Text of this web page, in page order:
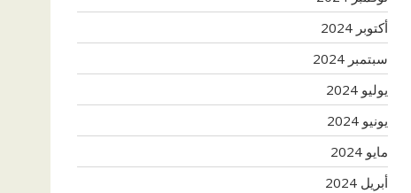
أكتوبر 2024
سبتمبر 2024
يوليو 2024
يونيو 2024
مايو 2024
أبريل 2024